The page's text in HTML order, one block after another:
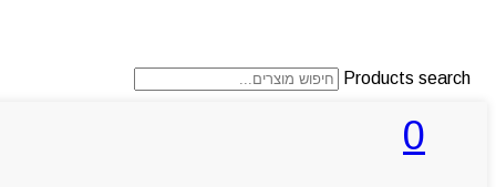
0
Products search